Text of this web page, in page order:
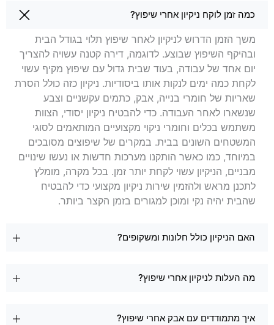
שאלות בנושא ניקיון לאחר שיפוץ באופקים
כמה זמן לוקח ניקיון אחרי שיפוץ?
משך הזמן הדרוש לניקיון לאחר שיפוץ תלוי בגודל הבית
ובהיקף השיפוץ שבוצע. לדוגמה, דירה קטנה עשויה להצריך
יום אחד של עבודה, בעוד שבית גדול עם שיפוץ מקיף עשוי
לקחת כמה ימים לנקות אותו ביסודיות. ניקיון כזה כולל הסרת
שאריות של חומרי בנייה, אבק, כתמים עקשניים וצבע
שנשארו לאחר העבודה. כדי להבטיח ניקיון יסודי, הצוות
משתמש בכלים וחומרי ניקוי מקצועיים המותאמים לסוגי
המשטחים השונים בבית. במקרים של שיפוצים מסובכים
במיוחד, כמו כאשר הותקנו מערכות חדשות או נעשו שינויים
מבניים, הניקיון עשוי לקחת יותר זמן. בכל מקרה, מומלץ
לתכנן מראש ולהזמין שירות ניקיון מקצועי כדי להבטיח
שהבית יהיה נקי ומוכן למגורים בזמן הקצר ביותר.
האם הניקיון כולל חלונות ומשקופים?
מה העלות לניקיון אחרי שיפוץ?
איך מתמודדים עם אבק אחרי שיפוץ?